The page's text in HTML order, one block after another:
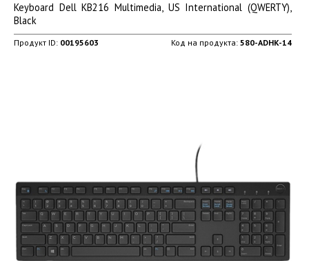
Keyboard Dell KB216 Multimedia, US International (QWERTY),
Black
Продукт ID: 00195603 Код на продукта:580-ADHK-14